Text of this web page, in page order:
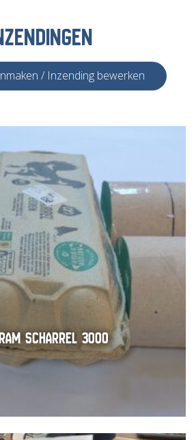
/ Inzending bewerken
SCHARREL 3000